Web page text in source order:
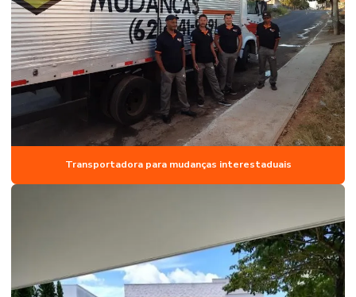
Transportadora para mudanças interestaduais